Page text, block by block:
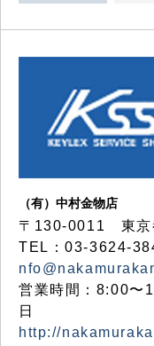
（有）中村金物店
〒130-0011 東京
TEL：03-3624-
営業時間：8:00〜
日
http://